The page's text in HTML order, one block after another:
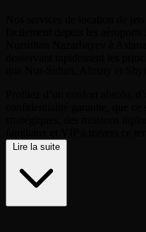
Lire la suite